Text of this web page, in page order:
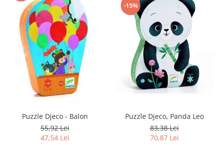
Puzzle Djeco - Balon
55,92 Lei
47,54 Lei
-15%
Puzzle Djeco, Panda Leo
83,38 Lei
70,87 Lei